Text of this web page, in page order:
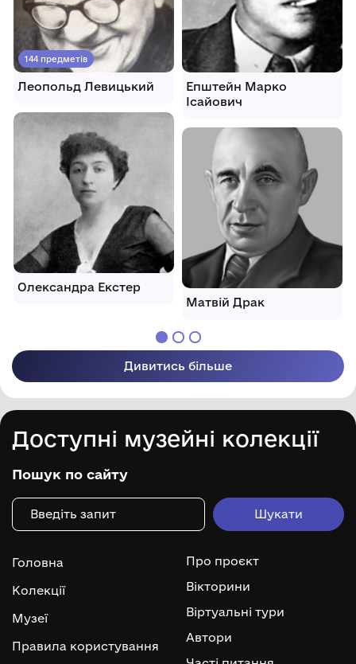
144 предметів
Леопольд Левицький
Олександра Екстер
Епштейн Марко
Ісайович
Матвій Драк
Дивитись більше
Доступні музейні колекції
Пошук по сайту
Головна
Колекції
Музеї
Правила користування
Про проєкт
Вікторини
Віртуальні тури
Автори